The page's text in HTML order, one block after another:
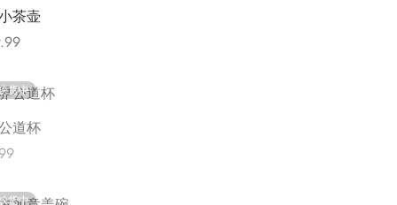
茶壶
货中
道杯
货中